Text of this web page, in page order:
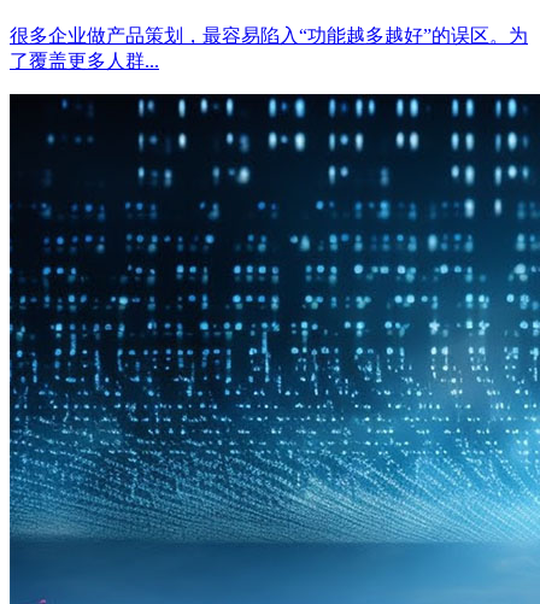
很多企业做产品策划，最容易陷入“功能越多越好”的误区。为
了覆盖更多人群...